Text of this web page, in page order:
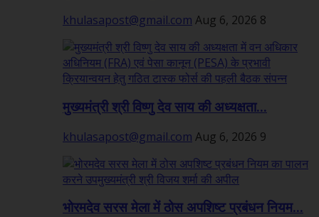
khulasapost@gmail.com Aug 6, 2026 8
मुख्यमंत्री श्री विष्णु देव साय की अध्यक्षता...
khulasapost@gmail.com Aug 6, 2026 9
भोरमदेव सरस मेला में ठोस अपशिष्ट प्रबंधन नियम...